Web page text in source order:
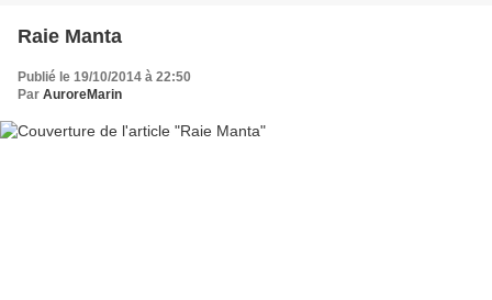
Raie Manta
Publié le 19/10/2014 à 22:50
Par AuroreMarin